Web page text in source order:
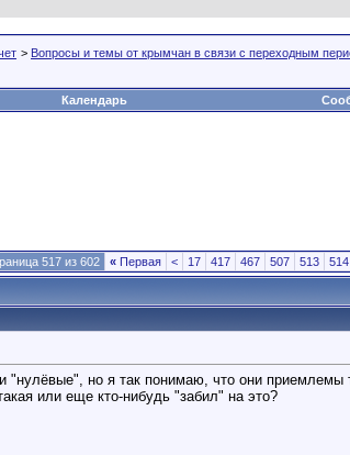
> Вопросы и темы от крымчан в связи с переходным
Календарь
517 из 602 « Первая < 17 417 467 507 513 514
но я так понимаю, что они приемлемы
или еще кто-нибудь "забил" на это?